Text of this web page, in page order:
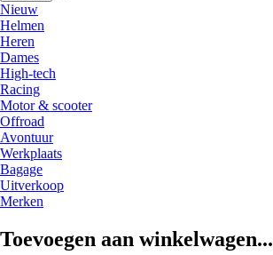
Nieuw
Helmen
Heren
Dames
High-tech
Racing
Motor & scooter
Offroad
Avontuur
Werkplaats
Bagage
Uitverkoop
Merken
Toevoegen aan winkelwagen...